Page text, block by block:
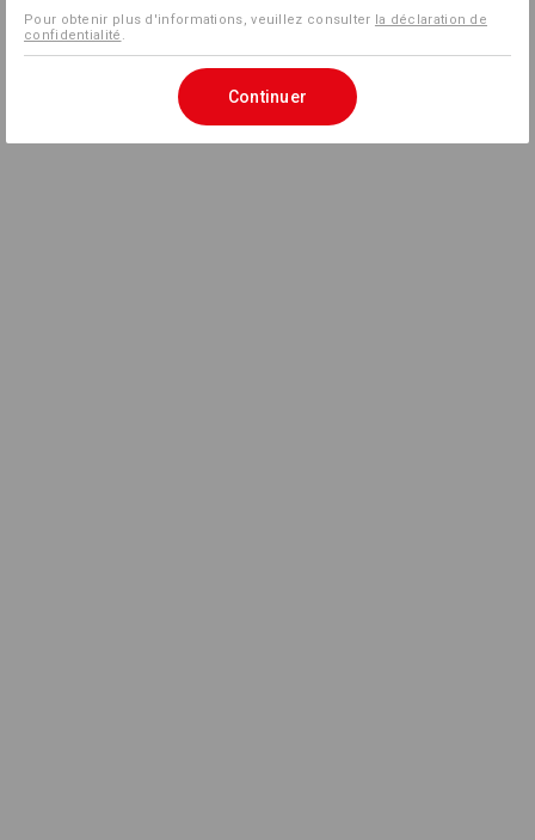
Pour obtenir plus d'informations, veuillez consulter la déclaration de
confidentialité
Continuer